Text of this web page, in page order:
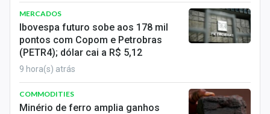
MERCADOS
Ibovespa futuro sobe aos 178 mil
pontos com Copom e Petrobras
(PETR4); dólar cai a R$ 5,12
9 hora(s) atrás
COMMODITIES
Minério de ferro amplia ganhos